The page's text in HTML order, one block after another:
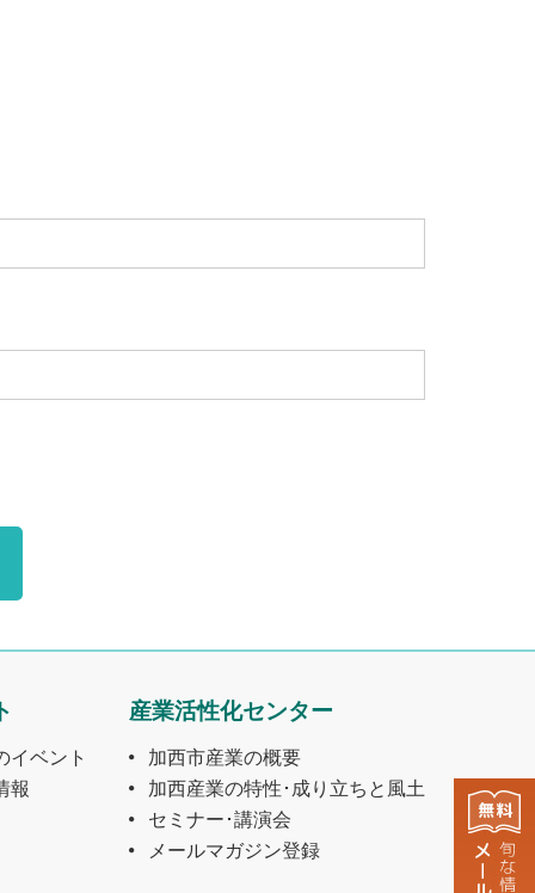
イベント
報
産業活性化センター
加西市産業の概要
加西産業の特性･成り立ちと風土
セミナー･講演会
メールマガジン登録